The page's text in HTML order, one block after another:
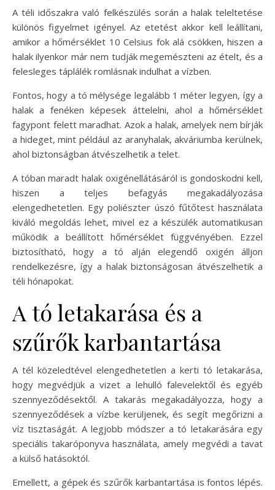
A téli időszakra való felkészülés során a halak teleltetése
különös figyelmet igényel. Az etetést akkor kell leállítani,
amikor a hőmérséklet 10 Celsius fok alá csökken, hiszen a
halak ilyenkor már nem tudják megemészteni az ételt, és a
felesleges táplálék romlásnak indulhat a vízben.
Fontos, hogy a tó mélysége legalább 1 méter legyen, így a
halak a fenéken képesek áttelelni, ahol a hőmérséklet
fagypont felett maradhat. Azok a halak, amelyek nem bírják
a hideget, mint például az aranyhalak, akváriumba kerülnek,
ahol biztonságban átvészelhetik a telet.
A tóban maradt halak oxigénellátásáról is gondoskodni kell,
hiszen a teljes befagyás megakadályozása
elengedhetetlen. Egy poliészter úszó fűtőtest használata
kiváló megoldás lehet, mivel ez a készülék automatikusan
működik a beállított hőmérséklet függvényében. Ezzel
biztosítható, hogy a tó alján elegendő oxigén álljon
rendelkezésre, így a halak biztonságosan átvészelhetik a
téli hónapokat.
A tó letakarása és a
szűrők karbantartása
A tél közeledtével elengedhetetlen a kerti tó letakarása,
hogy megvédjük a vizet a lehulló falevelektől és egyéb
szennyeződésektől. A takarás megakadályozza, hogy a
szennyeződések a vízbe kerüljenek, és segít megőrizni a
víz tisztaságát. A legjobb módszer a tó letakarására egy
speciális takaróponyva használata, amely megvédi a tavat
a külső hatásoktól.
Emellett, a gépek és szűrők karbantartása is fontos lépés.